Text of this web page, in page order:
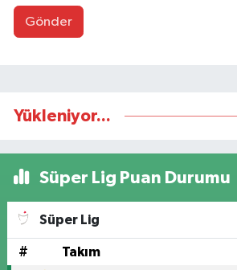
Gönder
Yükleniyor...
Süper Lig Puan Durumu
Süper Lig
# Takım